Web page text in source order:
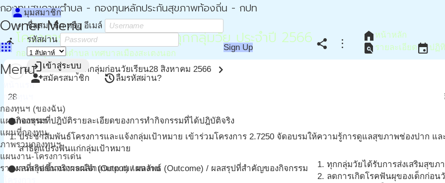
กองทุนสุขภาพตำบล - กองทุนหลักประกันสุขภาพท้องถิ่น - กปท
Owner Menu
apps
person มุมสมาชิก
ชื่อสมาชิก หรือ อีเมล์
รหัสผ่าน
loginเข้าสู่ระบบ
person_addสมัครสมาชิก restoreลืมรหัสผ่าน?
Sign Up
Menu
หน้าแรก
กองทุนฯ
กองทุนฯ (ของฉัน)
แผนกองทุนฯ
แผนที่กองทุน
ภาพรวมกองทุนฯ
แผนงาน-โครงการเด่น
รายงานสรุปสถานการณ์จำแนกตามแผนงาน
directions_runโครงการสุขภาพฟันดียิ้มสวยทุกกลุ่มวัย ประจำปี 2566
กองทุนสุขภาพตำบล เทศบาลเมืองสะเตงนอก
share more_vert
home หน้าหลัก
find_in_page รายละเอียดeventปฏิ
อบรมให้ความรู้แก่กลุ่มก่อนวัยเรียน28 สิงหาคม 2566 chevron_right
28
circleกิจกรรมที่ปฎิบัติรายละเอียดของการทำกิจกรรมที่ได้ปฎิบัติจริง
ประชาสัมพันธ์โครงการและแจ้งกลุ่มเป้าหมาย เข้าร่วมโครงการ 2.7250 จัดอบรมให้ความรู้การดูแลสุขภาพช่องปาก
สาธิตแปรงฟันแก่กลุ่มเป้าหมาย
circleผลที่เกิดขึ้นจริงผลผลิต (Output) / ผลลัพธ์ (Outcome) / ผลสรุปที่สำคัญของกิจกรรม
ทุกกลุ่มวัยได้รับการส่งเสริมสุข
ลดการเกิดโรคฟันผุของเด็กก่อน